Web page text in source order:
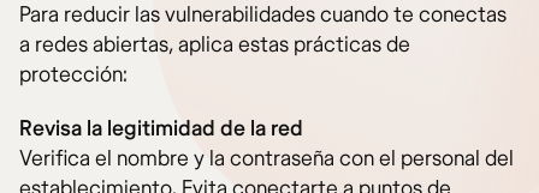
Para reducir las vulnerabilidades cuando te conectas
a redes abiertas, aplica estas prácticas de
protección:
Revisa la legitimidad de la red
Verifica el nombre y la contraseña con el personal del